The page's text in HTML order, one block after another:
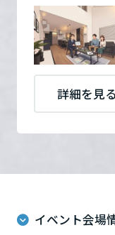
海外事業
詳細を見る
イベント会場
埼玉県
千葉県
東京都
神奈川県
甲信越・北陸